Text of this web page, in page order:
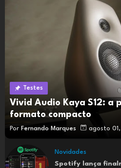
Testes
Vivid Audio Kaya S12: a
formato compacto
Por Fernando Marques agosto
Novidades
Spotify lança